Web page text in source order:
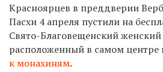
Красноярцев в преддверии
Пасхи 4 апреля пустили на
Свято-Благовещенский
расположенный в самом центре
к монахиням.